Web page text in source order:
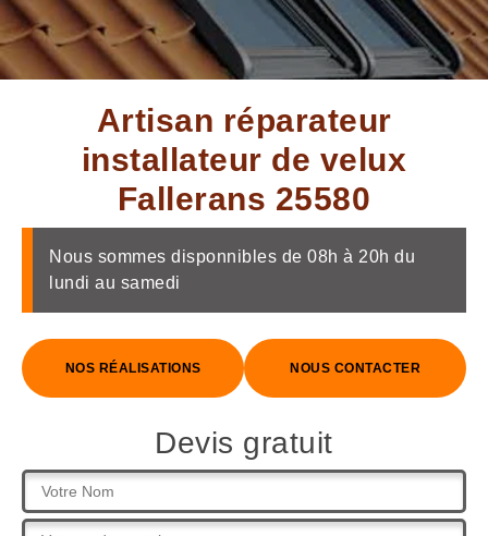
Artisan réparateur
installateur de velux
Fallerans 25580
Nous sommes disponnibles de 08h à 20h du
lundi au samedi
NOS RÉALISATIONS NOUS CONTACTER
Devis gratuit